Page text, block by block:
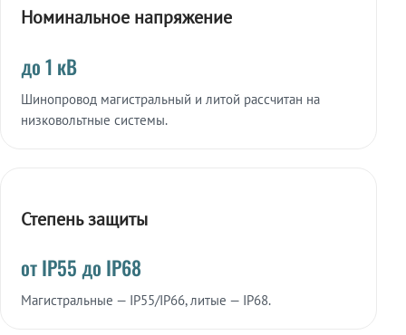
Номинальное напряжение
до 1 кВ
Шинопровод магистральный и литой рассчитан на
низковольтные системы.
Степень защиты
от IP55 до IP68
Магистральные — IP55/IP66, литые — IP68.